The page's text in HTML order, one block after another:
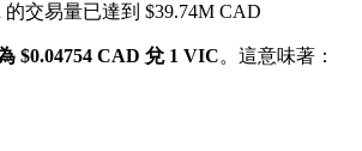
交易量已達到 $39.74M CAD
$0.04754 CAD 兌 1 VIC。這意味著：